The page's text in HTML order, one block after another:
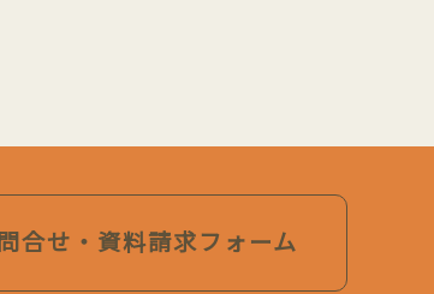
合せ・資料請求フォーム